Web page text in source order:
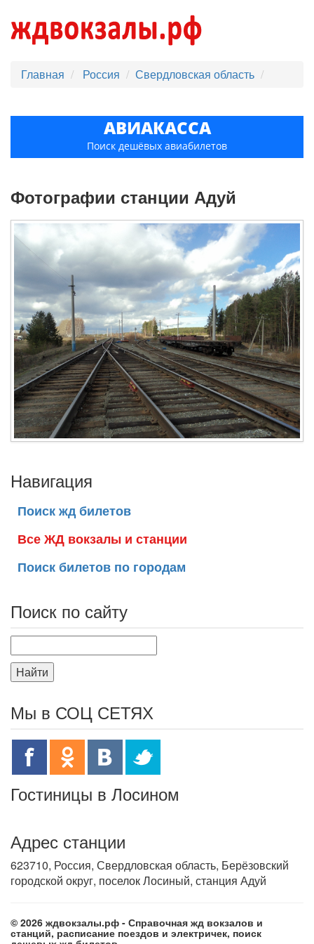
Главная Россия Свердловская область
АВИАКАССА
Поиск дешёвых авиабилетов
Фотографии станции Адуй
Навигация
Поиск жд билетов
Все ЖД вокзалы и станции
Поиск билетов по городам
Поиск по сайту
Найти
Мы в СОЦ СЕТЯХ
Гостиницы в Лосином
Адрес станции
623710, Россия, Свердловская область, Берёзовский
городской округ, поселок Лосиный, станция Адуй
© 2026 ждвокзалы.рф - Справочная жд вокзалов и
станций, расписание поездов и электричек, поиск